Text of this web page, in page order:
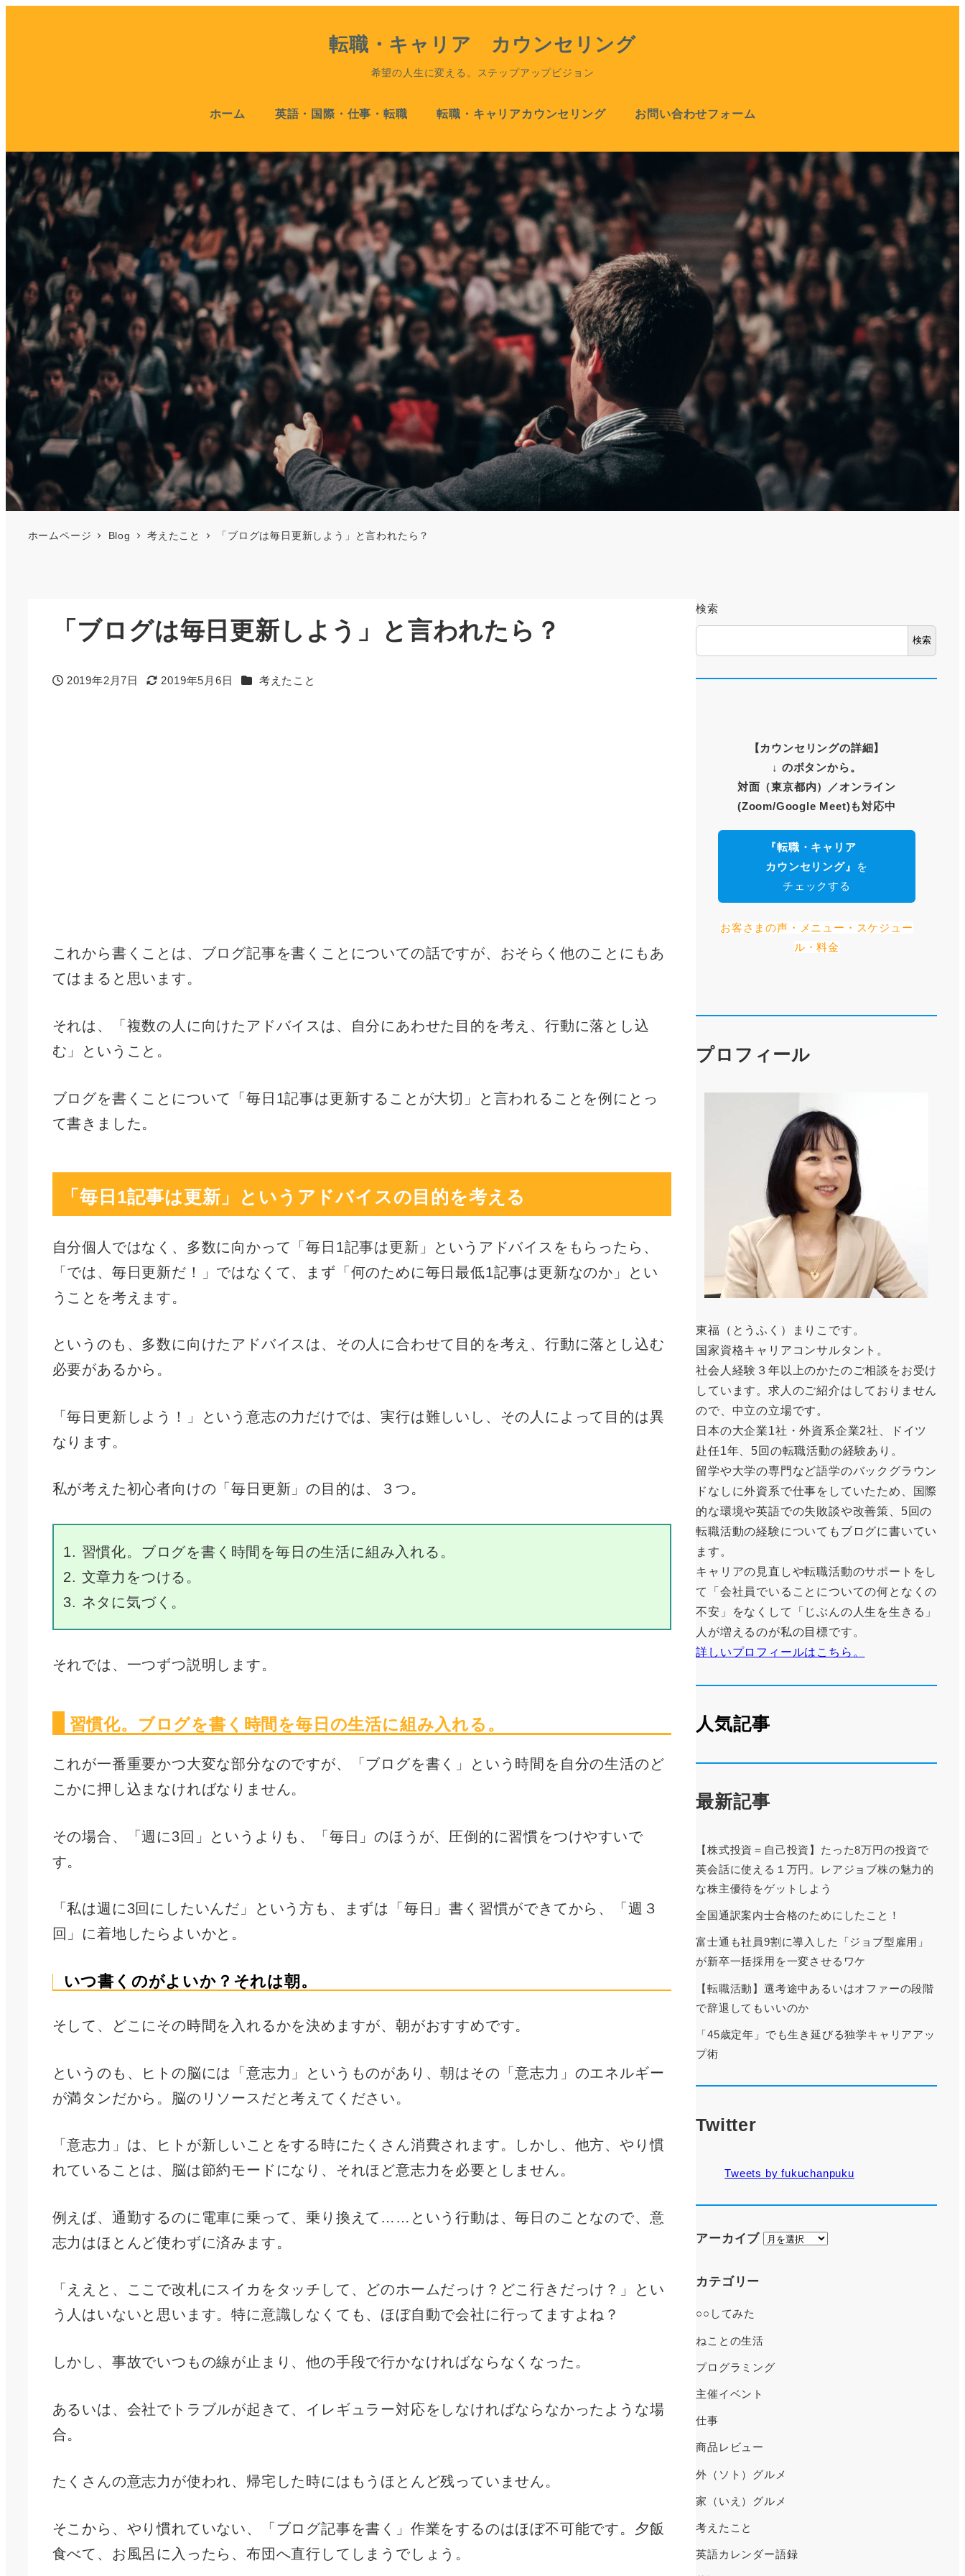
転職・キャリア カウンセリング
希望の人生に変える。ステップアップビジョン
ホーム 英語・国際・仕事・転職 転職・キャリアカウンセリング お問い合わせフォーム
ホームページ Blog 考えたこと 「ブログは毎日更新しよう」と言われたら？
「ブログは毎日更新しよう」と言われたら？
投稿日
2019年2月7日
更新日
2019年5月6日 カテゴリー
考えたこと
これから書くことは、ブログ記事を書くことについての話ですが、おそらく他のことにもあ
てはまると思います。
それは、「複数の人に向けたアドバイスは、自分にあわせた目的を考え、行動に落とし込
む」ということ。
ブログを書くことについて「毎日1記事は更新することが大切」と言われることを例にとっ
て書きました。
「毎日1記事は更新」というアドバイスの目的を考える
自分個人ではなく、多数に向かって「毎日1記事は更新」というアドバイスをもらったら、
「では、毎日更新だ！」ではなくて、まず「何のために毎日最低1記事は更新なのか」とい
うことを考えます。
というのも、多数に向けたアドバイスは、その人に合わせて目的を考え、行動に落とし込む
必要があるから。
「毎日更新しよう！」という意志の力だけでは、実行は難しいし、その人によって目的は異
なります。
私が考えた初心者向けの「毎日更新」の目的は、３つ。
習慣化。ブログを書く時間を毎日の生活に組み入れる。
文章力をつける。
ネタに気づく。
それでは、一つずつ説明します。
習慣化。ブログを書く時間を毎日の生活に組み入れる。
これが一番重要かつ大変な部分なのですが、「ブログを書く」という時間を自分の生活のど
こかに押し込まなければなりません。
その場合、「週に3回」というよりも、「毎日」のほうが、圧倒的に習慣をつけやすいで
す。
「私は週に3回にしたいんだ」という方も、まずは「毎日」書く習慣ができてから、「週３
回」に着地したらよいかと。
いつ書くのがよいか？それは朝。
そして、どこにその時間を入れるかを決めますが、朝がおすすめです。
というのも、ヒトの脳には「意志力」というものがあり、朝はその「意志力」のエネルギー
が満タンだから。脳のリソースだと考えてください。
「意志力」は、ヒトが新しいことをする時にたくさん消費されます。しかし、他方、やり慣
れていることは、脳は節約モードになり、それほど意志力を必要としません。
例えば、通勤するのに電車に乗って、乗り換えて……という行動は、毎日のことなので、意
志力はほとんど使わずに済みます。
「ええと、ここで改札にスイカをタッチして、どのホームだっけ？どこ行きだっけ？」とい
う人はいないと思います。特に意識しなくても、ほぼ自動で会社に行ってますよね？
しかし、事故でいつもの線が止まり、他の手段で行かなければならなくなった。
あるいは、会社でトラブルが起きて、イレギュラー対応をしなければならなかったような場
合。
たくさんの意志力が使われ、帰宅した時にはもうほとんど残っていません。
そこから、やり慣れていない、「ブログ記事を書く」作業をするのはほぼ不可能です。夕飯
食べて、お風呂に入ったら、布団へ直行してしまうでしょう。
検索
検索
【カウンセリングの詳細】
↓ のボタンから。
対面（東京都内）
／オンライン
(Zoom/Google Meet)も対応中
『転職・キャリア
カウンセリング』
を
チェックする
お客さまの声・メニュー・スケジュー
ル・料金
プロフィール
東福（とうふく）まりこです。
国家資格キャリアコンサルタント。
社会人経験３年以上のかたのご相談をお受け
しています。求人のご紹介はしておりません
ので、中立の立場です。
日本の大企業1社・外資系企業2社、ドイツ
赴任1年、5回の転職活動の経験あり。
留学や大学の専門など語学のバックグラウン
ドなしに外資系で仕事をしていたため、国際
的な環境や英語での失敗談や改善策、5回の
転職活動の経験についてもブログに書いてい
ます。
キャリアの見直しや転職活動のサポートをし
て「会社員でいることについての何となくの
不安」をなくして「じぶんの人生を生きる」
人が増えるのが私の目標です。
詳しいプロフィールはこちら。
人気記事
最新記事
【株式投資＝自己投資】たった8万円の投資で
英会話に使える１万円。レアジョブ株の魅力的
な株主優待をゲットしよう
全国通訳案内士合格のためにしたこと！
富士通も社員9割に導入した「ジョブ型雇用」
が新卒一括採用を一変させるワケ
【転職活動】選考途中あるいはオファーの段階
で辞退してもいいのか
「45歳定年」でも生き延びる独学キャリアアッ
プ術
Twitter
Tweets by fukuchanpuku
アーカイブ
ア
カテゴリー
○○してみた
ねことの生活
プログラミング
主催イベント
仕事
商品レビュー
外（ソト）グルメ
家（いえ）グルメ
考えたこと
英語カレンダー語録